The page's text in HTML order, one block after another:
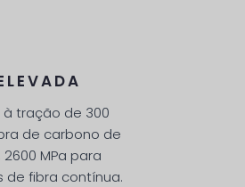
à tração de 300
de carbono de
MPa para
de fibra contínua.